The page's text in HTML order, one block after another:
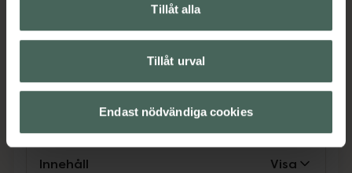
Tillåt alla
Tillåt urval
Endast nödvändiga cookies
07350016785280
Kategorier:
Brun utan sol-lotion
Omdömen
Innehåll Visa